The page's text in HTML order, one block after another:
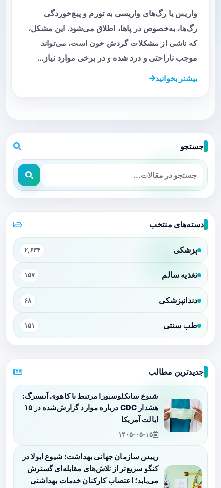
واریس یا رگ‌های واریسی به تورم و پیچ‌خوردگی
رگ‌ها، به‌خصوص در پاها، اطلاق می‌شود. این مشکل،
که ناشی از مشکلات گردش خون است، می‌تواند
موجب ناراحتی و درد شده و در برخی موارد نیاز…
بیشتر بخوانید
جستجو
دسته‌های منتخب
پزشکی ۲,۶۳۴
تغذیه سالم ۱۵۷
دندانپزشکی ۶۸
طب سنتی ۱۵۱
جدیدترین مطالب
شیوع سایکلوسپورا مرتبط با کاهوی آیسبرگ:
هشدار CDC درباره موارد گزارش‌شده در ۱۵
ایالت آمریکا
۱۴۰۵-۰۵-۱۵
رییس سازمان جهانی بهداشت: شیوع ابولا در
کنگو سریع‌تر از تلاش‌های مقابله‌ای گسترش
می‌یابد؛ اعتصاب کارکنان خدمات بهداشتی